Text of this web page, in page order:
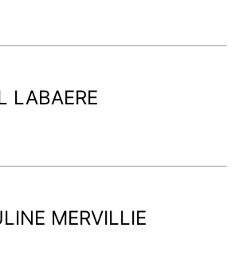
LABAERE
MERVILLIE